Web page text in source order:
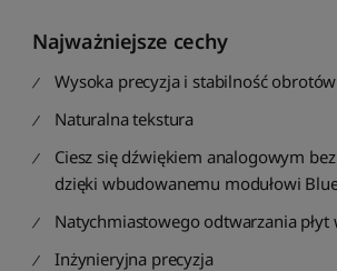
Najważniejsze cechy
Wysoka precyzja i stabilność obrotów
Naturalna tekstura
Ciesz się dźwiękiem analogowym
dzięki wbudowanemu modułowi
Natychmiastowego odtwarzania płyt
Inżynieryjna precyzja